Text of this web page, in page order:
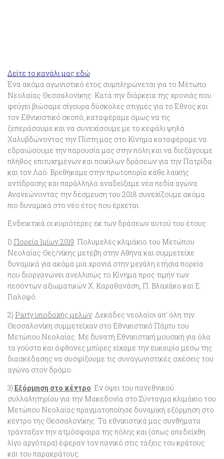
Δείτε το κανάλι μας εδώ
Ένα ακόμα αγωνιστικό έτος συμπληρώνεται για το Μέτωπο
Νεολαίας Θεσσαλονίκης. Κατά την διάρκεια της χρονιάς που
φεύγει βιώσαμε σίγουρα δύσκολες στιγμές για το Έθνος και
τον Εθνικιστικό σκοπό, καταφέραμε όμως να τις
ξεπεράσουμε και να συνεχίσουμε με το κεφάλι ψηλά.
Χαλυβδώνοντας την Πίστη μας στο Κίνημα καταφέραμε να
εδραιώσουμε την παρουσία μας στην πόλη και να διεξάγουμε
πλήθος επιτυχημένων και ποικίλων δράσεων για την Πατρίδα
και τον Λαό. Βρεθήκαμε στην πρωτοπορία κάθε λαϊκής
αντίδρασης και παράλληλα αναδείξαμε νέα πεδία αγώνα.
Ανανεώνοντας την δέσμευση του 2018 συνεχίζουμε ακόμα
πιο δυναμικά στο νέο έτος που έρχεται.
Ενδεικτικά οι κυριότερες εκ των δράσεων αυτού του έτους:
1) Πορεία Ιμίων 2019: Πολυμελές κλιμάκιο του Μετώπου
Νεολαίας Θες/νίκης μετέβη στην Αθήνα και συμμετείχε
δυναμικά για ακόμα μια χρονιά στην μεγάλη ετήσια πορεία
που διοργανώνει ανελλιπώς το Κίνημα προς τιμήν των
πεσόντων αξιωματικών Χ. Καραθανάση, Π. Βλαχάκο και Ε.
Γιαλοψό.
2) Party υποδοχής μελών: Δεκάδες νεολαίοι απ’ όλη την
Θεσσαλονίκη συμμετείχαν στο Εθνικιστικό Πάρτυ του
Μετώπου Νεολαίας. Με δυνατή Εθνικιστική μουσική για όλα
τα γούστα και άφθονες μπύρες είχαμε την ευκαιρία μέσω της
διασκέδασης να συσφίξουμε τις συναγωνιστικές σχέσεις του
αγώνα στον δρόμο.
3) Εξόρμηση στο κέντρο: Εν όψει του πανεθνικού
συλλαλητηρίου για την Μακεδονία στο Σύνταγμα κλιμάκιο του
Μετώπου Νεολαίας πραγματοποίησε δυναμική εξόρμηση στο
κέντρο της Θεσσαλονίκης. Τα εθνικιστικά μας συνθήματα
τράνταξαν την ατμόσφαιρα της πόλης και (όπως απεδείχθη
λίγο αργότερα) έφεραν τον πανικό στις τάξεις του κράτους
και του παρακράτους.